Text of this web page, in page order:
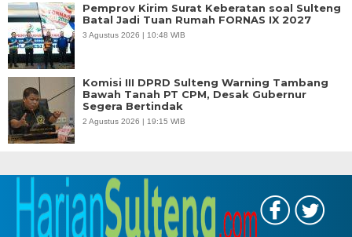
Pemprov Kirim Surat Keberatan soal Sulteng
Batal Jadi Tuan Rumah FORNAS IX 2027
3 Agustus 2026 | 10:48 WIB
Komisi III DPRD Sulteng Warning Tambang
Bawah Tanah PT CPM, Desak Gubernur
Segera Bertindak
2 Agustus 2026 | 19:15 WIB